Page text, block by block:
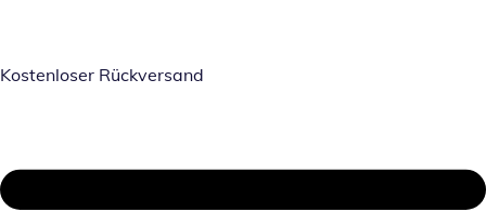
Kostenloser Rückversand